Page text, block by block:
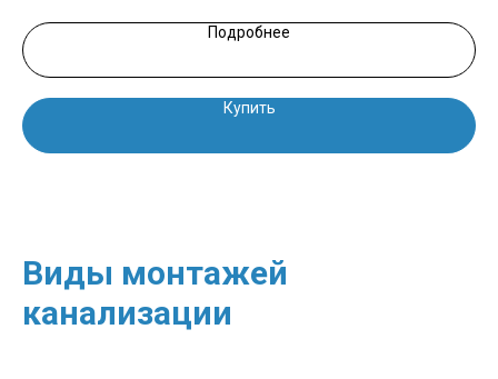
Подробнее
Купить
Виды монтажей
канализации